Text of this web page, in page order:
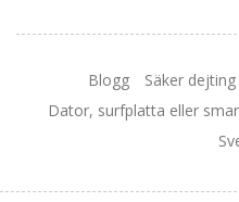
Blogg Säker dejting
Dator, surfplatta eller